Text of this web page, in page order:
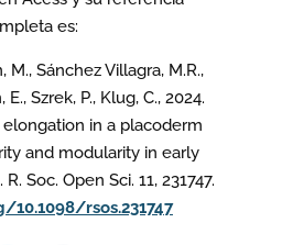
es:
M., Sánchez Villagra, M.R.,
Szrek, P., Klug, C., 2024.
in a placoderm
and modularity in early
Soc. Open Sci. 11, 231747.
rsos.231747